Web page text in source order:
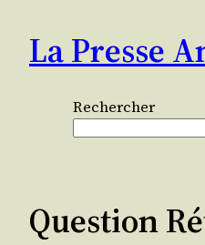
contenu
La Presse
Rechercher
Question